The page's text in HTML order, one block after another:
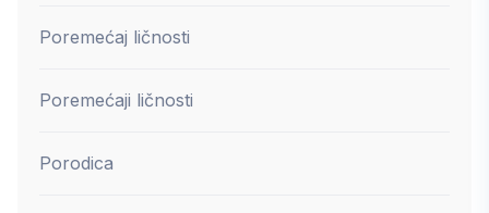
Poremećaj ličnosti
Poremećaji ličnosti
Porodica